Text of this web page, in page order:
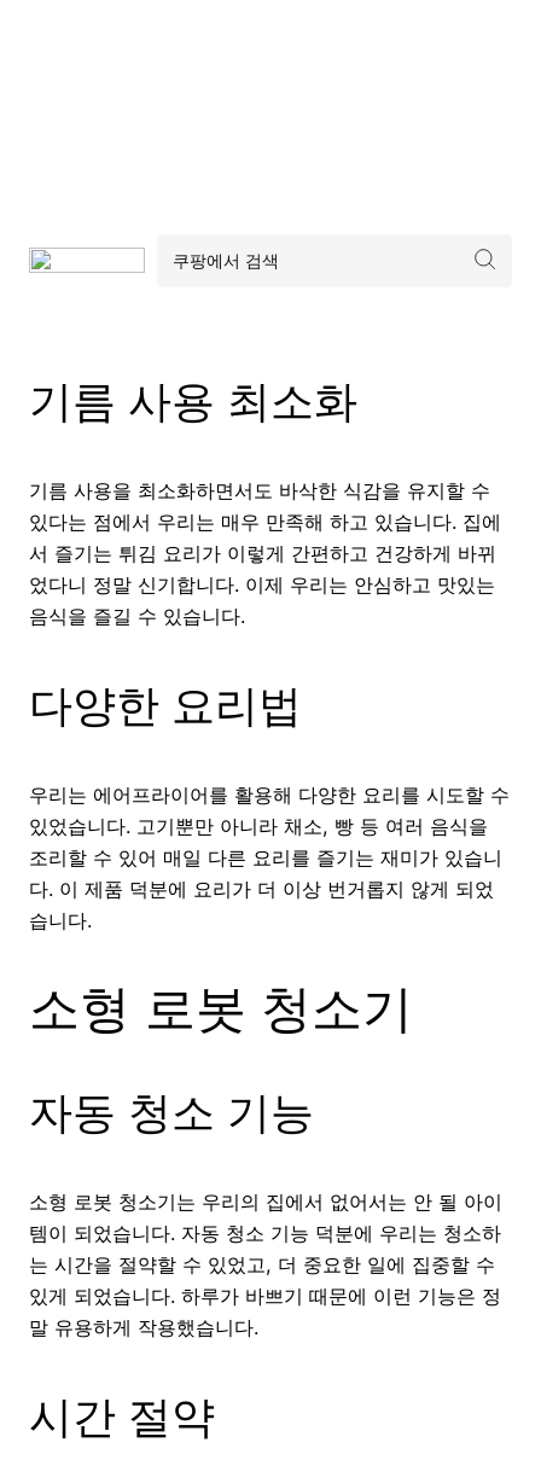
기름 사용 최소화
기름 사용을 최소화하면서도 바삭한 식감을 유지할 수
있다는 점에서 우리는 매우 만족해 하고 있습니다. 집에
서 즐기는 튀김 요리가 이렇게 간편하고 건강하게 바뀌
었다니 정말 신기합니다. 이제 우리는 안심하고 맛있는
음식을 즐길 수 있습니다.
다양한 요리법
우리는 에어프라이어를 활용해 다양한 요리를 시도할 수
있었습니다. 고기뿐만 아니라 채소, 빵 등 여러 음식을
조리할 수 있어 매일 다른 요리를 즐기는 재미가 있습니
다. 이 제품 덕분에 요리가 더 이상 번거롭지 않게 되었
습니다.
소형 로봇 청소기
자동 청소 기능
소형 로봇 청소기는 우리의 집에서 없어서는 안 될 아이
템이 되었습니다. 자동 청소 기능 덕분에 우리는 청소하
는 시간을 절약할 수 있었고, 더 중요한 일에 집중할 수
있게 되었습니다. 하루가 바쁘기 때문에 이런 기능은 정
말 유용하게 작용했습니다.
시간 절약